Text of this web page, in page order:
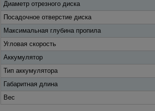
Диаметр отрезного диска
Посадочное отверстие диска
Максимальная глубина пропила
Угловая скорость
Аккумулятор
Тип аккумулятора
Габаритная длина
Вес